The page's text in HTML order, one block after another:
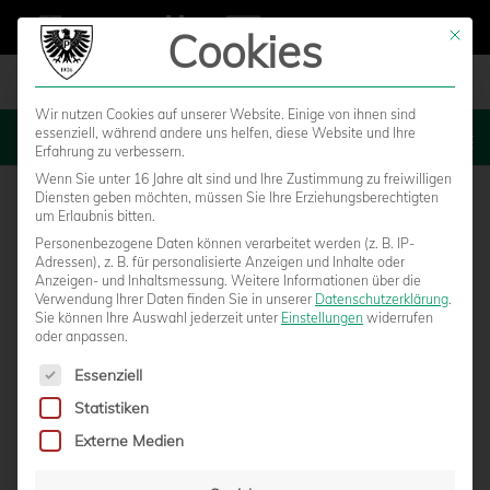
MENU
DRITTLIGAAUFTAKT MIT HEIMSPIEL
Mit
Cookies
Wir nutzen Cookies auf unserer Website. Einige von ihnen sind
essenziell, während andere uns helfen, diese Website und Ihre
Erfahrung zu verbessern.
Wenn Sie unter 16 Jahre alt sind und Ihre Zustimmung zu freiwilligen
Diensten geben möchten, müssen Sie Ihre Erziehungsberechtigten
um Erlaubnis bitten.
Personenbezogene Daten können verarbeitet werden (z. B. IP-
Adressen), z. B. für personalisierte Anzeigen und Inhalte oder
Anzeigen- und Inhaltsmessung. Weitere Informationen über die
Verwendung Ihrer Daten finden Sie in unserer Datenschutzerklärung.
Sie können Ihre Auswahl jederzeit unter Einstellungen widerrufen
oder anpassen.
Es folgt eine Liste der Service-Gruppen, für die eine
Essenziell
Statistiken
Externe Medien